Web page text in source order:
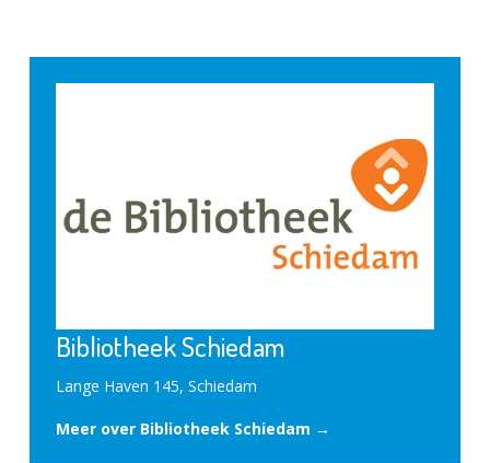
Bibliotheek Schiedam
Lange Haven 145, Schiedam
Meer over Bibliotheek Schiedam →